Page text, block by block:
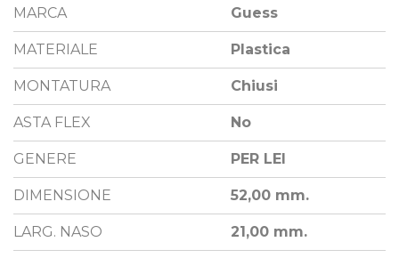
MARCA Guess
MATERIALE Plastica
MONTATURA Chiusi
ASTA FLEX No
GENERE PER LEI
DIMENSIONE 52,00 mm.
LARG. NASO 21,00 mm.